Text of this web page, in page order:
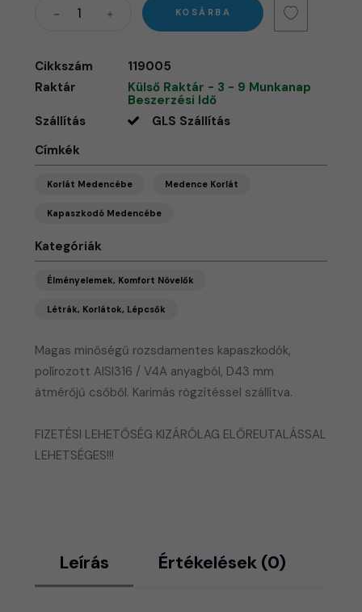
Magas minőségű rozsdamentes kapaszkodók,
polírozott AISI316 / V4A anyagból, D43 mm
átmérőjű csőből. Karimás rögzítéssel szállítva.
FIZETÉSI LEHETŐSÉG KIZÁRÓLAG ELŐREUTALÁSSAL
LEHETSÉGES!!!
KOSÁRBA
Cikkszám
119005
Raktár
Külső Raktár - 3 - 9 Munkanap
Beszerzési Idő
Szállítás
GLS Szállítás
Címkék
Korlát Medencébe Medence Korlát
Kapaszkodó Medencébe
Kategóriák
Élményelemek, Komfort Növelők
Létrák, Korlátok, Lépcsők
Leírás Értékelések (0)